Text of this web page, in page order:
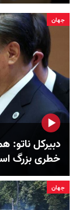
جهان
دبیرکل ناتو:
خطری بزرگ
جهان